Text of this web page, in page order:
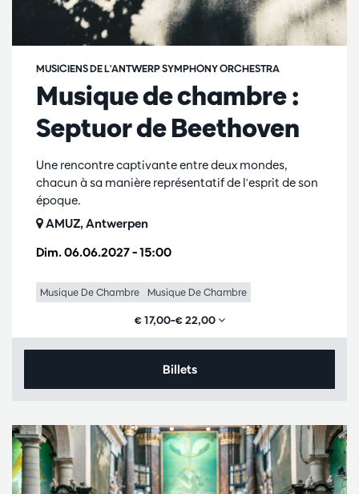
Musique de chambre :
Septuor de Beethoven
MUSICIENS DE L'ANTWERP SYMPHONY ORCHESTRA
Dim. 06.06.2027– 15:00
Une rencontre captivante entre deux mondes,
chacun à sa manière représentatif de l'esprit de son
époque.
AMUZ, Antwerpen
Musique De Chambre Musique De Chambre
€ 17,00–€ 22,00
Billets